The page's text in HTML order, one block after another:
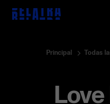
Principal Todas